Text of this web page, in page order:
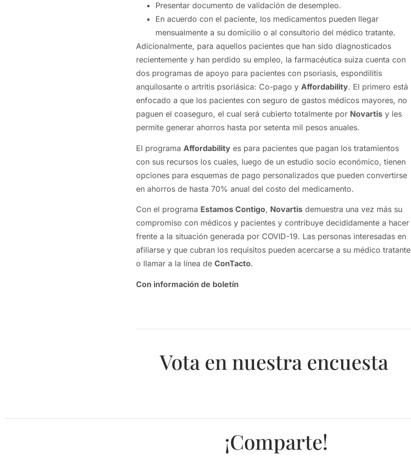
Presentar documento de validación de desempleo.
En acuerdo con el paciente, los medicamentos pueden llegar
mensualmente a su domicilio o al consultorio del médico tratante.
Adicionalmente, para aquellos pacientes que han sido diagnosticados
recientemente y han perdido su empleo, la farmacéutica suiza cuenta con
dos programas de apoyo para pacientes con psoriasis, espondilitis
anquilosante o artritis psoriásica: Co-pago y Affordability. El primero está
enfocado a que los pacientes con seguro de gastos médicos mayores, no
paguen el coaseguro, el cual será cubierto totalmente por Novartisy les
permite generar ahorros hasta por setenta mil pesos anuales.
El programa Affordabilityes para pacientes que pagan los tratamientos
con sus recursos los cuales, luego de un estudio socio económico, tienen
opciones para esquemas de pago personalizados que pueden convertirse
en ahorros de hasta 70% anual del costo del medicamento.
Con el programa Estamos Contigo, Novartisdemuestra una vez más su
compromiso con médicos y pacientes y contribuye decididamente a hacer
frente a la situación generada por COVID-19. Las personas interesadas en
afiliarse y que cubran los requisitos pueden acercarse a su médico tratante
o llamar a la línea de ConTacto.
Con información de boletín
Vota en nuestra encuesta
¡Comparte!